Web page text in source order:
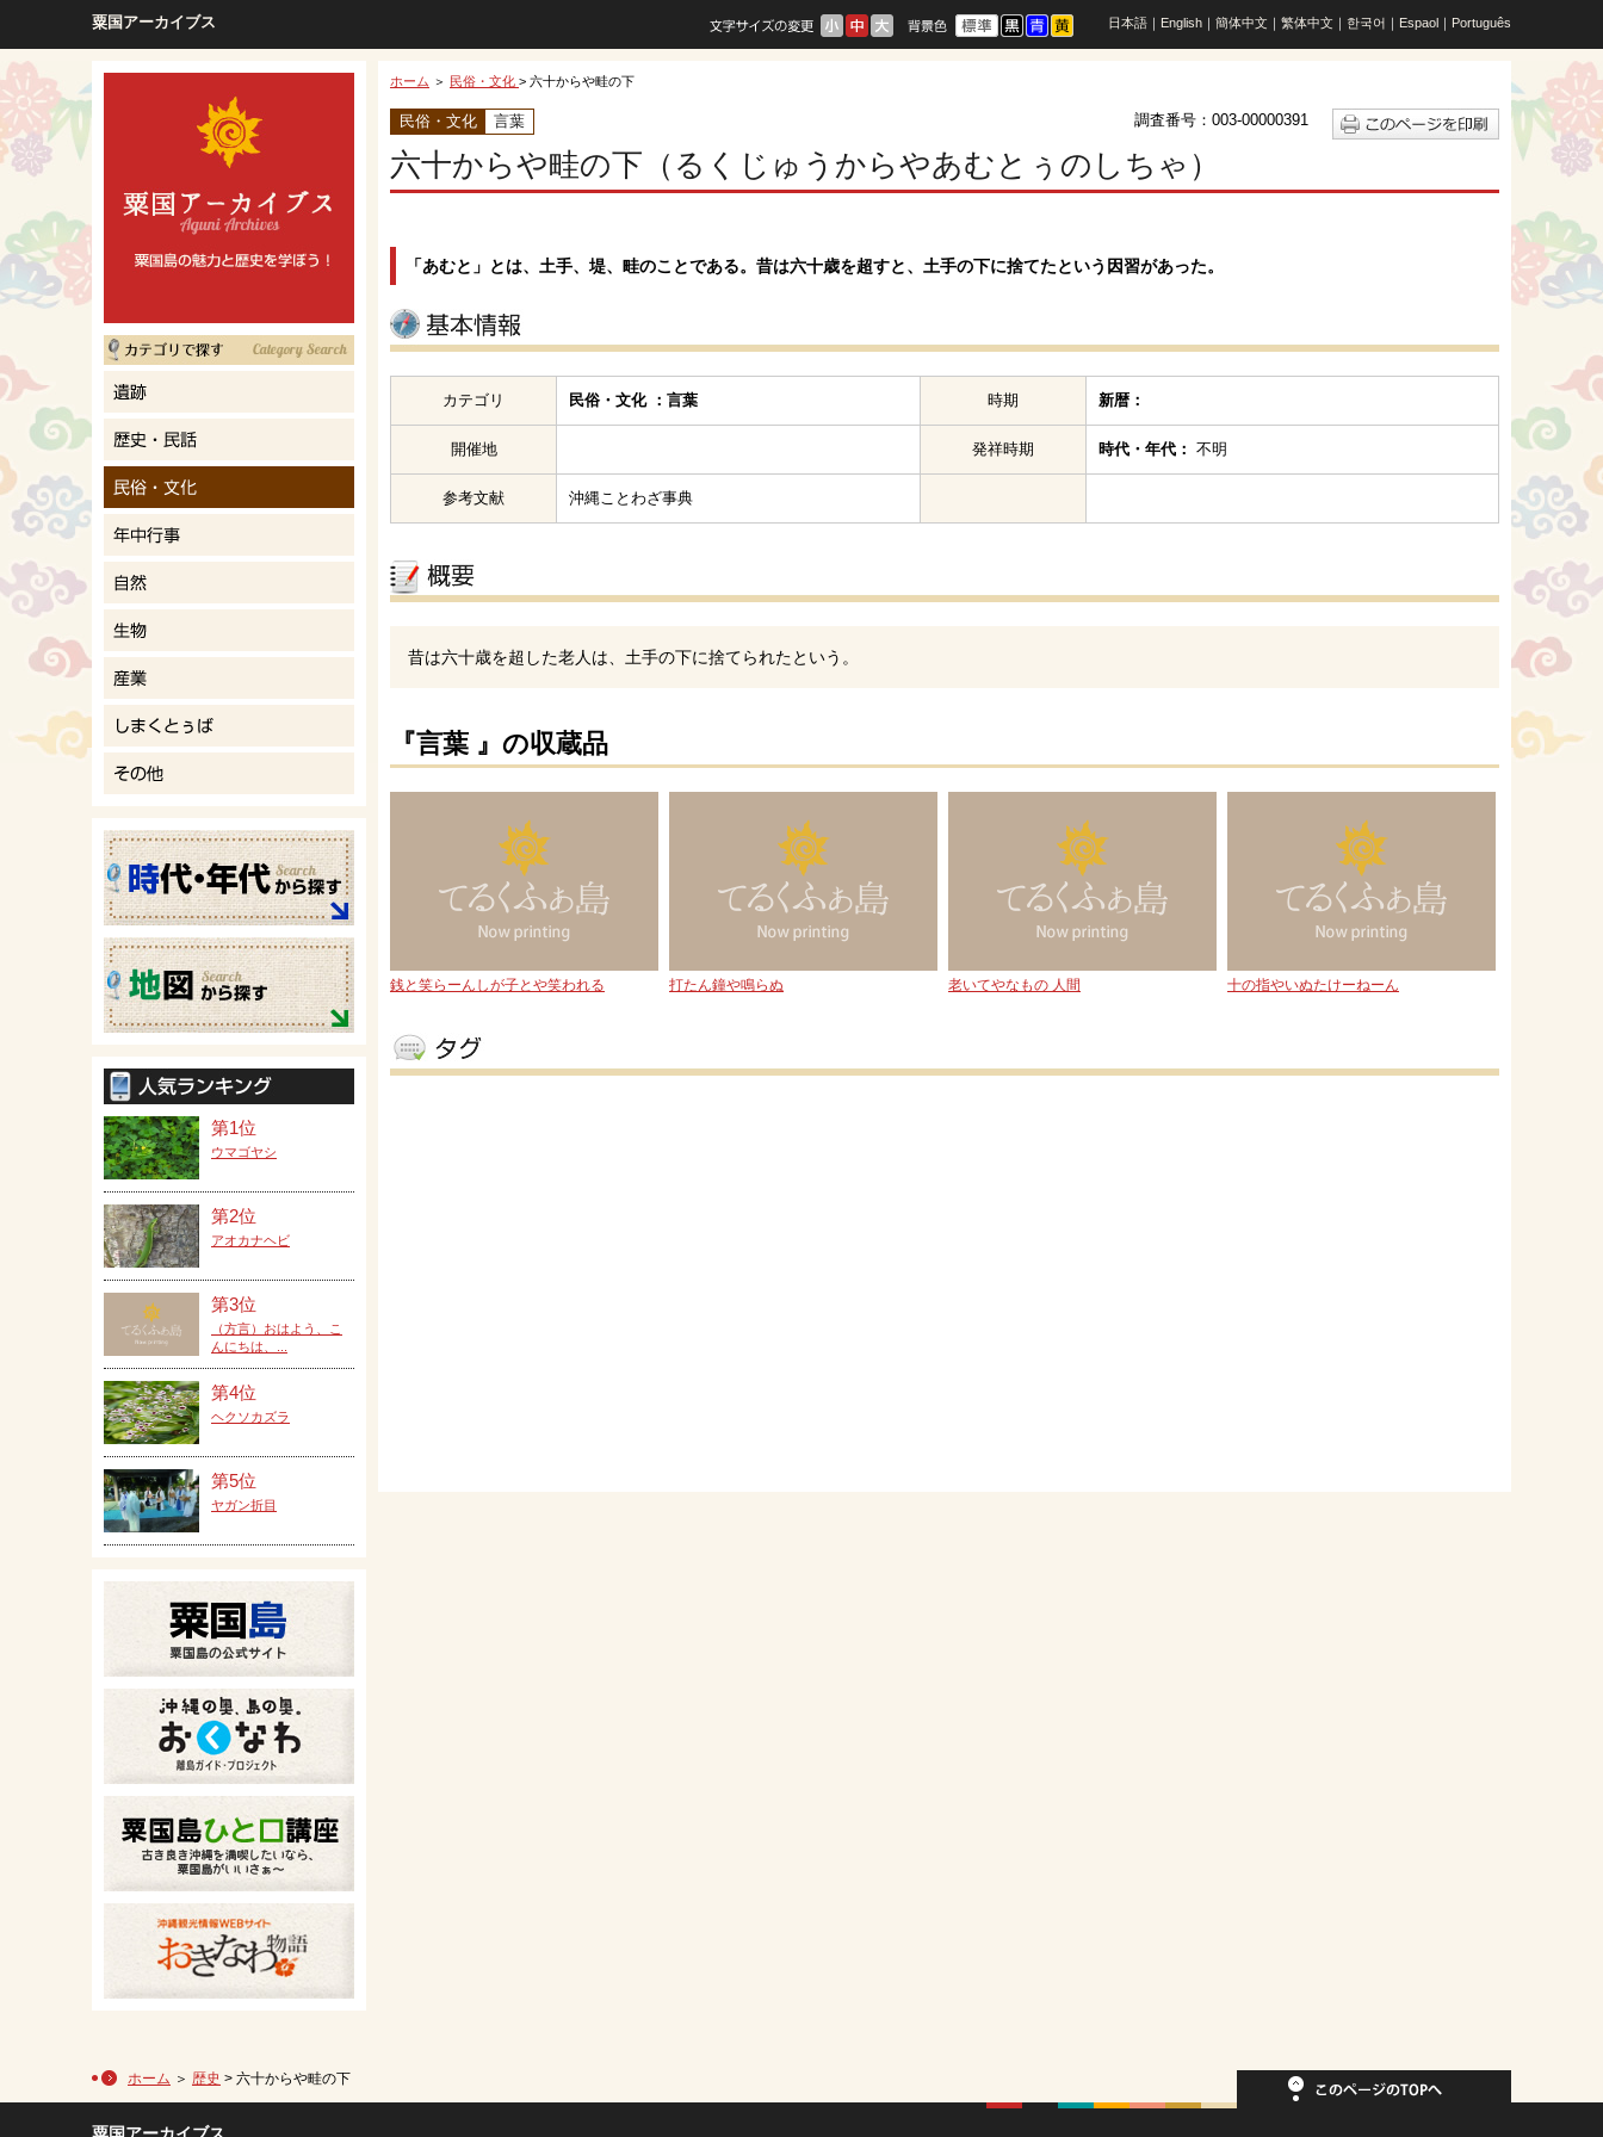
粟国アーカイブス 日本語 ｜ English ｜ 簡体中文 ｜ 繁体中文 ｜ 한국어 ｜ Espaol ｜ Português
ホーム ＞ 民俗・文化 > 六十からや畦の下
民俗・文化 言葉 調査番号：003-00000391
六十からや畦の下（るくじゅうからやあむとぅのしちゃ）
「あむと」とは、土手、堤、畦のことである。昔は六十歳を超すと、土手の下に捨てたという因習があった。
カテゴリ 民俗・文化 ：言葉 時期 新暦：
開催地 発祥時期 時代・年代： 不明
参考文献 沖縄ことわざ事典
昔は六十歳を超した老人は、土手の下に捨てられたという。
『言葉 』の収蔵品
銭と笑らーんしが子とや笑われる 打たん鐘や鳴らぬ 老いてやなもの 人間 十の指やいぬたけーねーん
第1位
ウマゴヤシ
第2位
アオカナヘビ
第3位
（方言）おはよう、こ
んにちは、...
第4位
ヘクソカズラ
第5位
ヤガン折目
ホーム ＞ 歴史 > 六十からや畦の下